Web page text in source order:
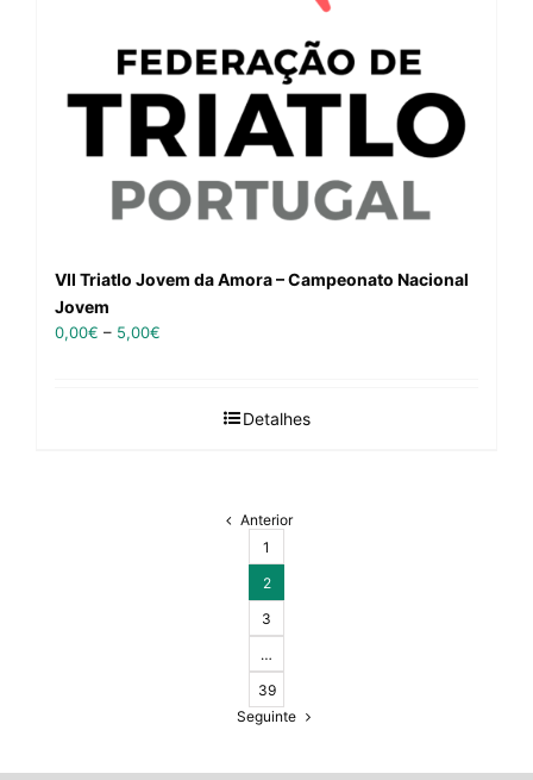
VII Triatlo Jovem da Amora – Campeonato Nacional
Jovem
0,00€ – 5,00€
Detalhes
Anterior
1
2
3
…
39
Seguinte